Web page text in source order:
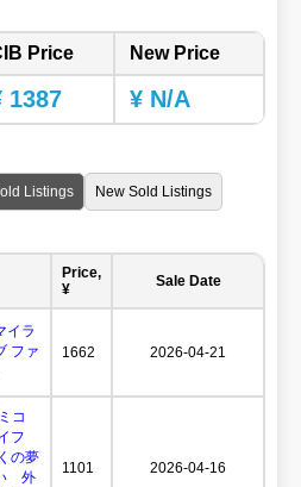
Price New Price
1387 ¥ N/A
Listings New Sold Listings
Price,
¥
Sale Date
イラ
ファ
1662 2026-04-21
コ
フ
の夢
外
1101 2026-04-16